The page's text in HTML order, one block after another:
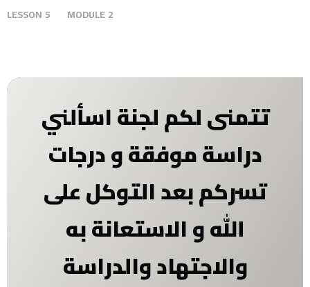
LESSON 5 MODULE2
تتمنى لكم لجنة اسألني
دراسة موفقة و درجات
تسركم بعد التوكل على
الله و الاستعانةبه
والاجتهاد والدراسة